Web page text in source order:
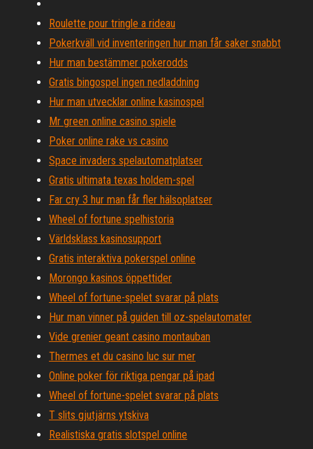
Roulette pour tringle a rideau
Pokerkväll vid inventeringen hur man får saker snabbt
Hur man bestämmer pokerodds
Gratis bingospel ingen nedladdning
Hur man utvecklar online kasinospel
Mr green online casino spiele
Poker online rake vs casino
Space invaders spelautomatplatser
Gratis ultimata texas holdem-spel
Far cry 3 hur man får fler hälsoplatser
Wheel of fortune spelhistoria
Världsklass kasinosupport
Gratis interaktiva pokerspel online
Morongo kasinos öppettider
Wheel of fortune-spelet svarar på plats
Hur man vinner på guiden till oz-spelautomater
Vide grenier geant casino montauban
Thermes et du casino luc sur mer
Online poker för riktiga pengar på ipad
Wheel of fortune-spelet svarar på plats
T slits gjutjärns ytskiva
Realistiska gratis slotspel online